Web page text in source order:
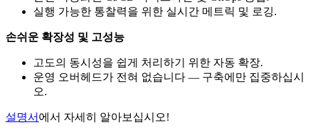
실행 가능한 통찰력을 위한 실시간 메트릭 및 로깅.
손쉬운 확장성 및 고성능
고도의 동시성을 쉽게 처리하기 위한 자동 확장.
운영 오버헤드가 전혀 없습니다 — 구축에만 집중하십시
오.
설명서 에서 자세히 알아보십시오!